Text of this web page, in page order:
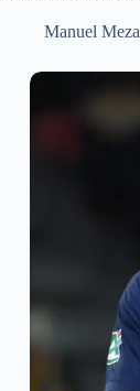
Manuel Meza